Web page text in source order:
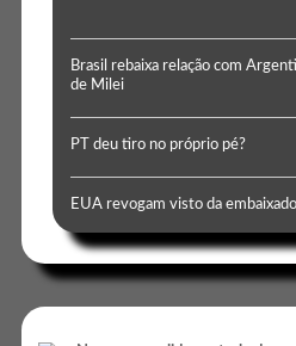
Brasil rebaixa relação com
de Milei
PT deu tiro no próprio pé?
EUA revogam visto da